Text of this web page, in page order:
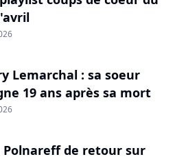
Lemarchal : sa soeur
19 ans après sa mort
Polnareff de retour sur